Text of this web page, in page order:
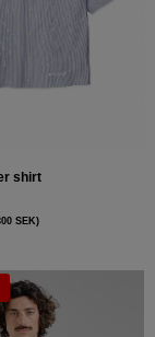
shirt
SEK)